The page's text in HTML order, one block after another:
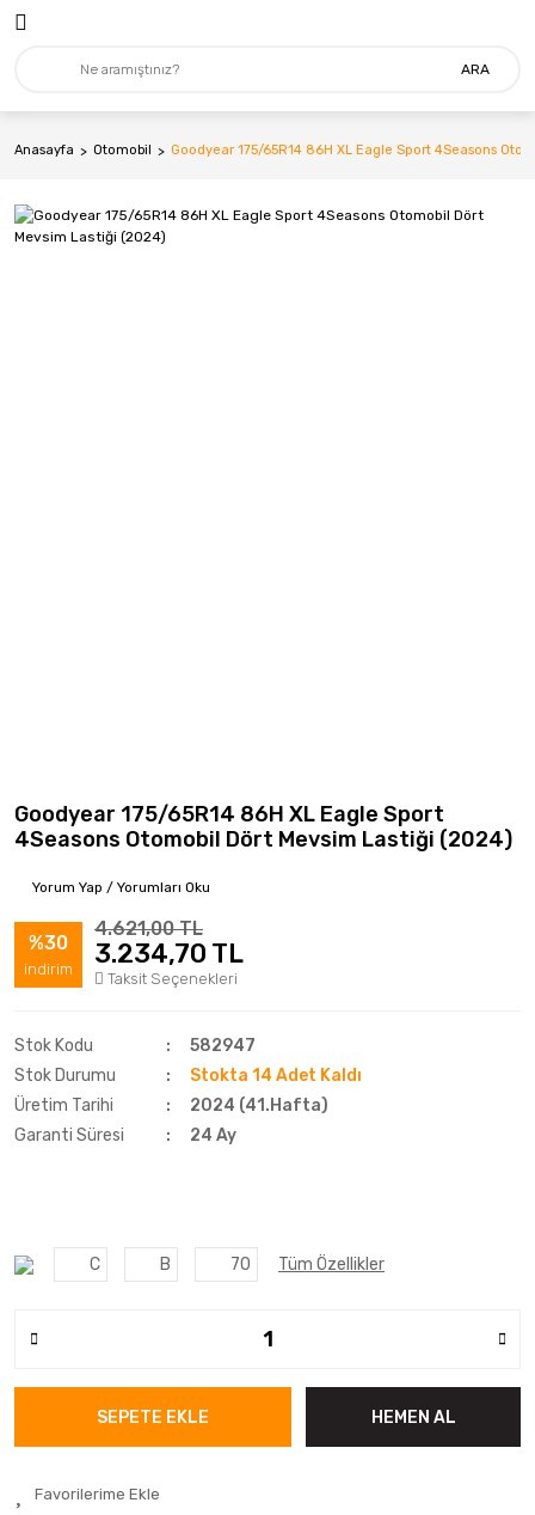
ARA
Anasayfa Otomobil Goodyear 175/65R14 86H XL Eagle Sport 4Seasons
Goodyear 175/65R14 86H XL Eagle Sport
4Seasons Otomobil Dört Mevsim Lastiği (2024)
Yorum Yap / Yorumları Oku
%30
indirim
4.621,00 TL
3.234,70 TL
Taksit Seçenekleri
Stok Kodu
582947
Stok Durumu
Stokta 14 Adet Kaldı
Üretim Tarihi
2024 (41.Hafta)
Garanti Süresi
24 Ay
C B 70 Tüm Özellikler
SEPETE EKLE HEMEN AL